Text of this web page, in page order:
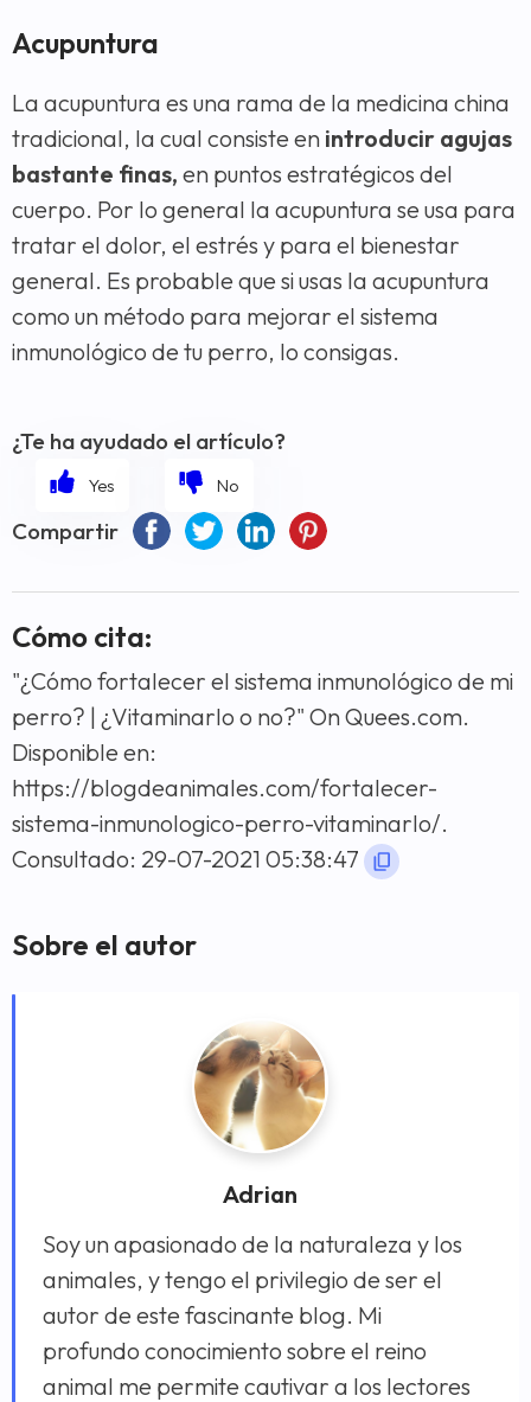
Acupuntura
La acupuntura es una rama de la medicina china
tradicional, la cual consiste en introducir agujas
bastante finas, en puntos estratégicos del
cuerpo. Por lo general la acupuntura se usa para
tratar el dolor, el estrés y para el bienestar
general. Es probable que si usas la acupuntura
como un método para mejorar el sistema
inmunológico de tu perro, lo consigas.
¿Te ha ayudado el artículo?
Compartir
Cómo cita:
"¿Cómo fortalecer el sistema inmunológico de mi
perro? | ¿Vitaminarlo o no?" On Quees.com.
Disponible en:
https://blogdeanimales.com/fortalecer-
sistema-inmunologico-perro-vitaminarlo/.
Consultado: 29-07-2021 05:38:47
Sobre el autor
Adrian
Soy un apasionado de la naturaleza y los
animales, y tengo el privilegio de ser el
autor de este fascinante blog. Mi
profundo conocimiento sobre el reino
animal me permite cautivar a los lectores